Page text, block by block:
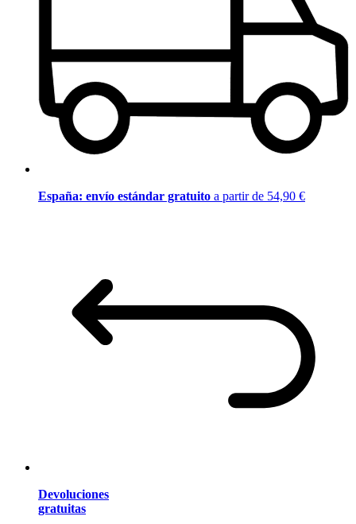
España: envío estándar gratuito a partir de 54,90 €
Devoluciones
gratuitas